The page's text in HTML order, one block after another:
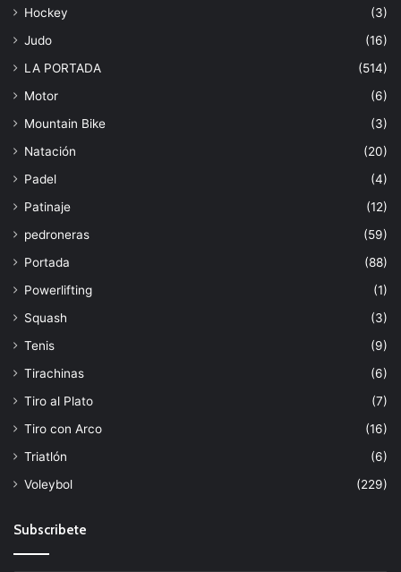
Hockey
(3)
Judo
(16)
LA PORTADA
(514)
Motor
(6)
Mountain Bike
(3)
Natación
(20)
Padel
(4)
Patinaje
(12)
pedroneras
(59)
Portada
(88)
Powerlifting
(1)
Squash
(3)
Tenis
(9)
Tirachinas
(6)
Tiro al Plato
(7)
Tiro con Arco
(16)
Triatlón
(6)
Voleybol
(229)
Subscribete